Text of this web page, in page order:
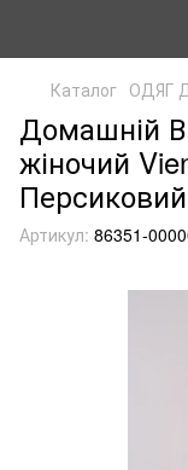
Каталог ОДЯГ
Домашній
жіночий
Артикул: 86351-